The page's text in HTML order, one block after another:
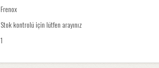
Frenox
Stok kontrolü için lütfen arayınız
1